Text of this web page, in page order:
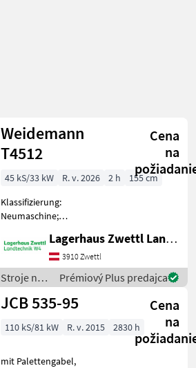
Weidemann
T4512
Cena
na
45 kS/33 kW R. v. 2026 2 h
155 cm
Klassifizierung:
Neumaschine;
WMWT0101VT0007500;
Motorhersteller: Yanmar;
Getriebetyp:
Hydrostatgetriebe;
Höchstgeschwindigkeit
(km/h
Lagerhaus Zwettl Landtechnik
3910 Zwettl
Stroje na
stavbu /
Weidemann
Prémiový Plus predajca
JCB 535-95
Cena
na
110 kS/81 kW R. v. 2015 2830 h
mit Palettengabel,